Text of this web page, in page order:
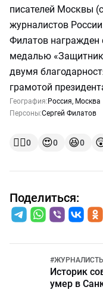
писателей Москвы
журналистов
Филатов
медалью
двумя
грамотой
География: Россия, Москва
Персоны:Сергей Филатов
👍🏻0 😍0 😆0
Поделиться:
#ЖУРНАЛИСТЫ
Историк
умер в